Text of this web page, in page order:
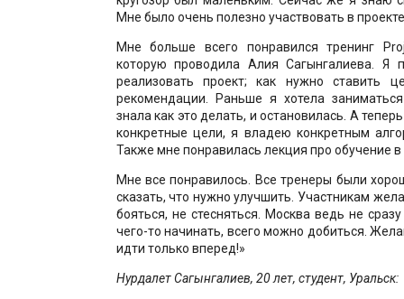
Мне было очень полезно участвовать в
Мне больше всего понравился тренинг
которую проводила Алия Сагынгалиева. Я
реализовать проект; как нужно ставить
рекомендации. Раньше я хотела
знала как это делать, и остановилась. А
конкретные цели, я владею конкретным
Также мне понравилась лекция про обучение в
Мне все понравилось. Все тренеры были
сказать, что нужно улучшить. Участникам
бояться, не стесняться. Москва ведь не
чего-то начинать, всего можно добиться.
идти только вперед!»
Нурдалет Сагынгалиев, 20 лет, студент, Уральск: